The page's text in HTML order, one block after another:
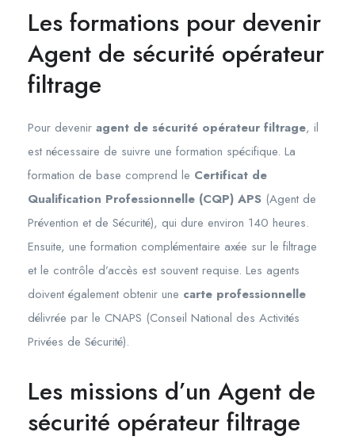
Les formations pour devenir
Agent de sécurité opérateur
filtrage
Pour devenir agent de sécurité opérateur filtrage, il
est nécessaire de suivre une formation spécifique. La
formation de base comprend le Certificat de
Qualification Professionnelle (CQP) APS (Agent de
Prévention et de Sécurité), qui dure environ 140 heures.
Ensuite, une formation complémentaire axée sur le filtrage
et le contrôle d’accès est souvent requise. Les agents
doivent également obtenir une carte professionnelle
délivrée par le CNAPS (Conseil National des Activités
Privées de Sécurité).
Les missions d’un Agent de
sécurité opérateur filtrage